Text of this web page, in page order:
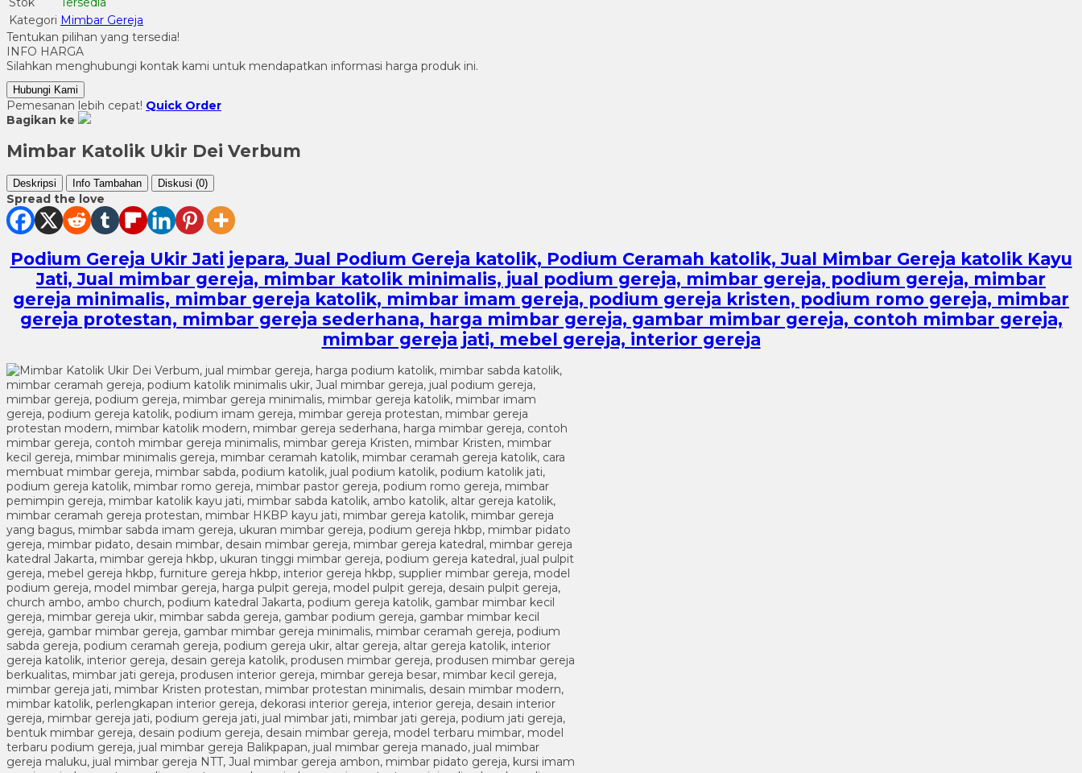
Kategori Mimbar Gereja
Tentukan pilihan yang tersedia!
INFO HARGA
Silahkan menghubungi kontak kami untuk mendapatkan informasi harga produk ini.
Hubungi Kami
Pemesanan lebih cepat! Quick Order
Bagikan ke
Mimbar Katolik Ukir Dei Verbum
Deskripsi Info Tambahan Diskusi (0)
Spread the love
Podium Gereja Ukir Jati jepara,Jual Podium Gereja katolik, Podium Ceramah katolik, Jual Mimbar Gereja katolik Kayu
Jati, Jual mimbar gereja, mimbar katolik minimalis, jual podium gereja, mimbar gereja, podium gereja, mimbar
gereja minimalis, mimbar gereja katolik, mimbar imam gereja, podium gereja kristen, podium romo gereja, mimbar
gereja protestan, mimbar gereja sederhana, harga mimbar gereja, gambar mimbar gereja, contoh mimbar gereja,
mimbar gereja jati, mebel gereja, interior gereja